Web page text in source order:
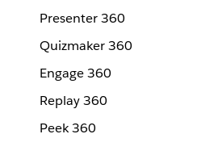
Presenter 360
Quizmaker 360
Engage 360
Replay 360
Peek 360